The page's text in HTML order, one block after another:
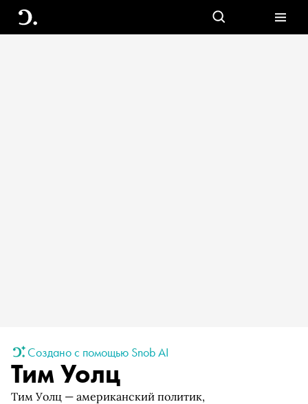
Создано с помощью Snob AI
Тим Уолц
Тим Уолц — американский политик,